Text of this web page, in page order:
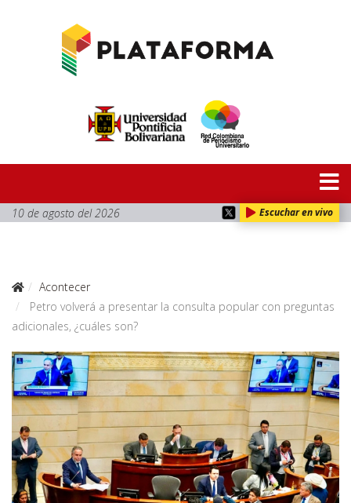
10 de agosto del 2026 Escuchar en vivo
Acontecer
Petro volverá a presentar la consulta popular con preguntas
adicionales, ¿cuáles son?